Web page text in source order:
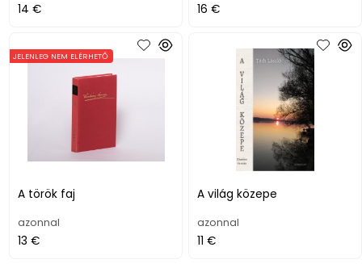
14 € 16 €
A török faj
JELENLEG NEM ELÉRHETŐ
azonnal
13 €
A világ közepe
azonnal
11 €